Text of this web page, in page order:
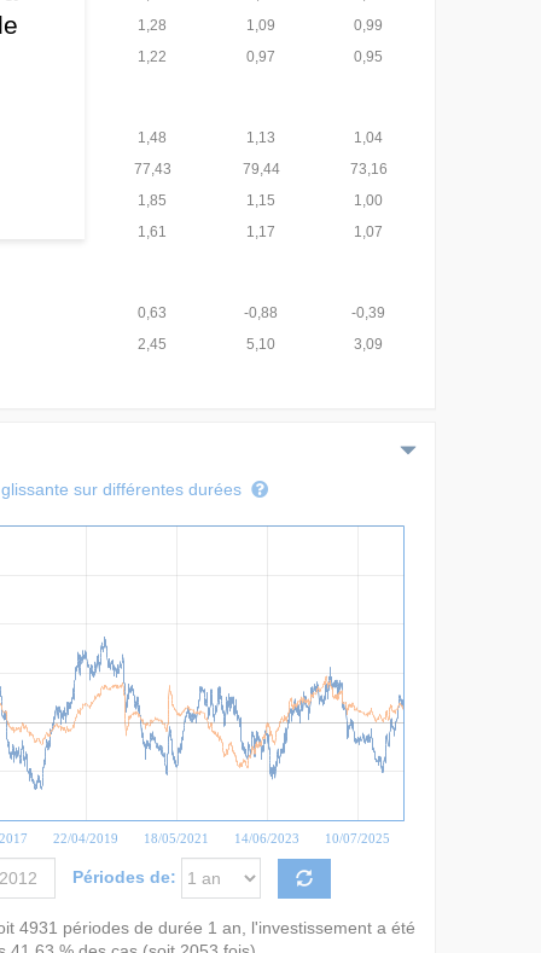
1,28 1,09
0,99
1,22 0,97 0,95
1,48 1,13
1,04
77,43 79,44
73,16
1,85 1,15
1,00
1,61 1,17 1,07
0,63 -0,88
-0,39
2,45 5,10 3,09
sur différentes durées
22/04/2019 18/05/2021 14/06/2023 10/07/2025
Périodes de:
4931 périodes de durée 1 an , l'investissement a été